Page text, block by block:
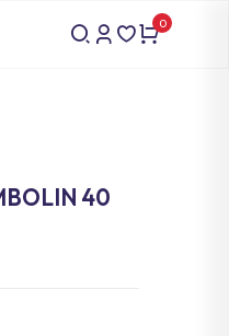
0
40